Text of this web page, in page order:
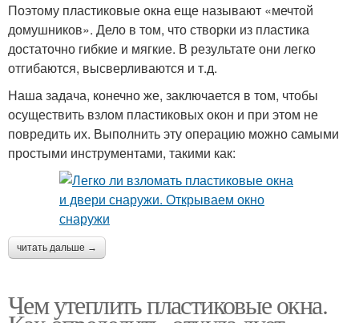
Поэтому пластиковые окна еще называют «мечтой
домушников». Дело в том, что створки из пластика
достаточно гибкие и мягкие. В результате они легко
отгибаются, высверливаются и т.д.
Наша задача, конечно же, заключается в том, чтобы
осуществить взлом пластиковых окон и при этом не
повредить их. Выполнить эту операцию можно самыми
простыми инструментами, такими как:
читать дальше →
Чем утеплить пластиковые окна.